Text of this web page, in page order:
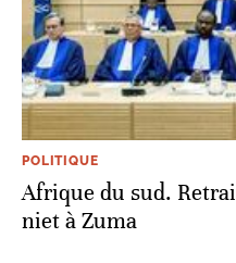
POLITIQUE
Afrique du sud.
niet à Zuma